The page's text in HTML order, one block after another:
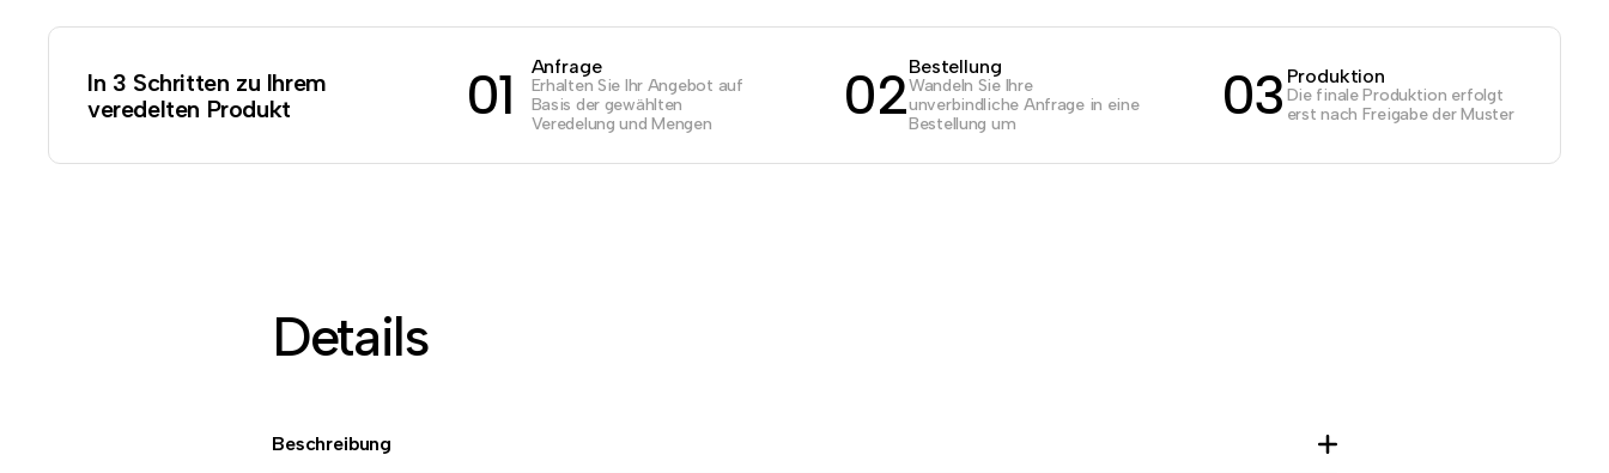
In 3 Schritten zu Ihrem
veredelten Produkt
01 Anfrage
Erhalten Sie Ihr Angebot auf
Basis der gewählten
Veredelung und Mengen
02Bestellung
Wandeln Sie Ihre
unverbindliche Anfrage in eine
Bestellung um
03 Produktion
Die finale Produktion erfolgt
erst nach Freigabe der Muster
Details
Beschreibung